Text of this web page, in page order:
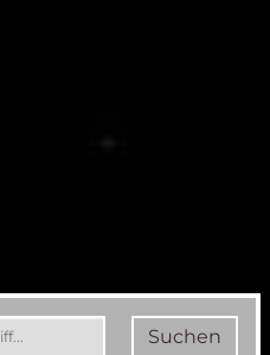
Suchen